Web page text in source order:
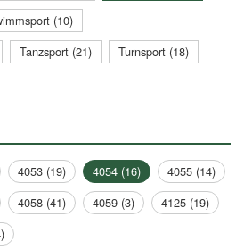
(10)
Tanzsport (21)
Turnsport (18)
4053 (19) 4054 (16)
4055 (14)
4058 (41) 4059 (3)
4125 (19)